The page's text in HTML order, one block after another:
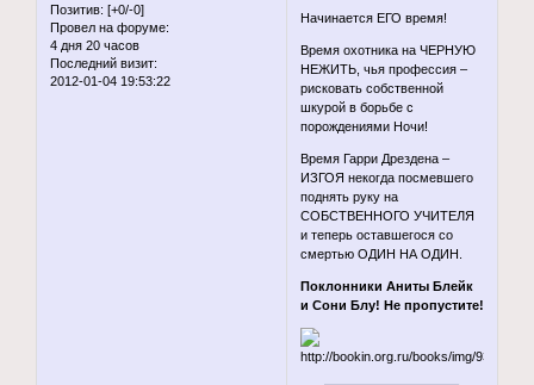
Позитив: [+0/-0]
Провел на форуме:
4 дня 20 часов
Последний визит:
2012-01-04 19:53:22
Начинается ЕГО время!
Время охотника на ЧЕРНУЮ
НЕЖИТЬ, чья профессия –
рисковать собственной
шкурой в борьбе с
порождениями Ночи!
Время Гарри Дрездена –
ИЗГОЯ некогда посмевшего
поднять руку на
СОБСТВЕННОГО УЧИТЕЛЯ
и теперь оставшегося со
смертью ОДИН НА ОДИН.
Поклонники Аниты Блейк
и Сони Блу! Не пропустите!